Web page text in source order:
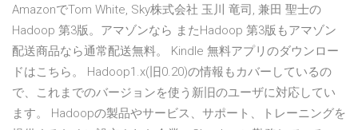
AmazonでTom White, Sky株式会社 玉川 竜司, 兼田 聖士の
Hadoop 第3版。アマゾンなら またHadoop 第3版もアマゾン
配送商品なら通常配送無料。 Kindle 無料アプリのダウンロー
ドはこちら。 Hadoop1.x(旧0.20)の情報もカバーしているの
で、これまでのバージョンを使う新旧のユーザに対応してい
ます。 Hadoopの製品やサービス、サポート、トレーニングを